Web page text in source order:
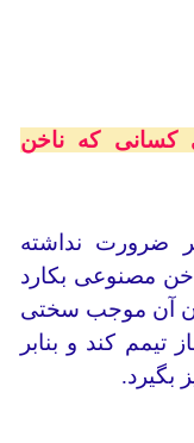
که ناخن
ضرورت نداشته
مصنوعی بکارد
آن موجب سختی
کند و بنابر
بگیرد.